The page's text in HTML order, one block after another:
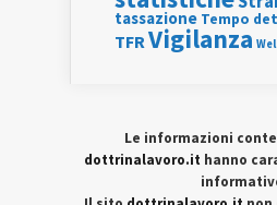
tassazione Tempo
TFRVigilanza
Le informazioni
dottrinalavoro.it hanno